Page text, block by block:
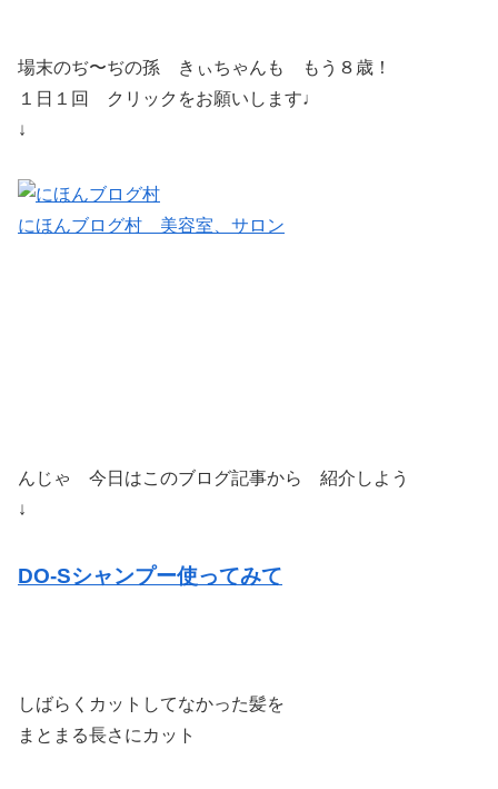
場末のぢ〜ぢの孫 きぃちゃんも もう８歳！
１日１回 クリックをお願いします♩
↓
にほんブログ村 美容室、サロン
んじゃ 今日はこのブログ記事から 紹介しよう
↓
DO-Sシャンプー使ってみて
しばらくカットしてなかった髪を
まとまる長さにカット